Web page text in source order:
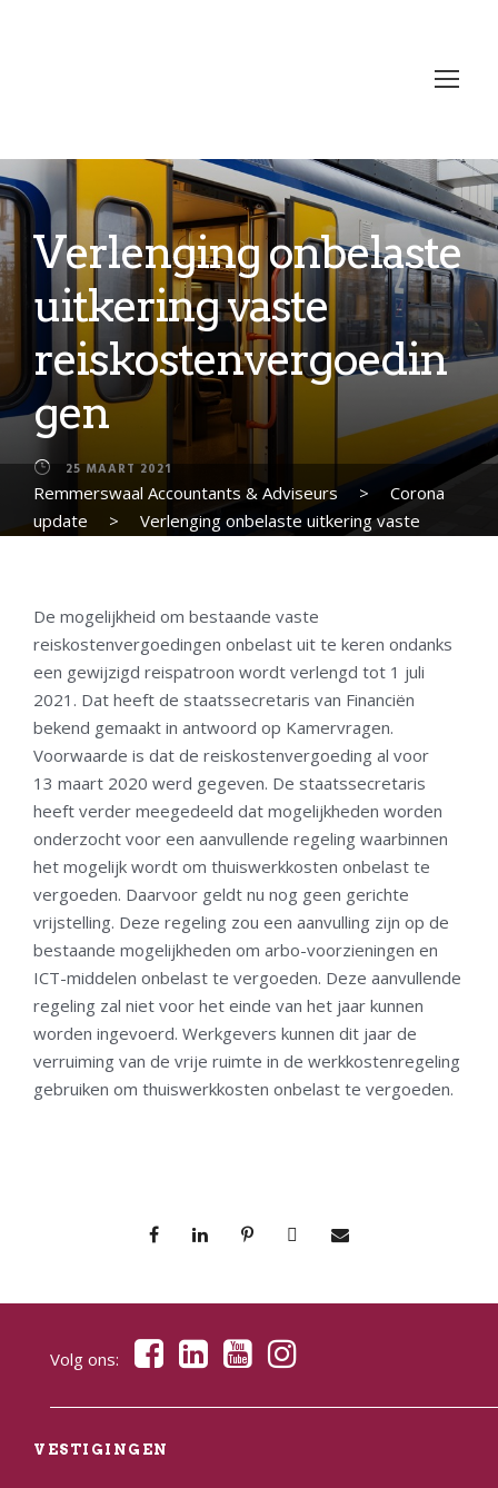
Verlenging onbelaste
uitkering vaste
reiskostenvergoedin
gen
25 MAART 2021
Remmerswaal Accountants & Adviseurs >
Corona
update
>
Verlenging onbelaste uitkering vaste
De mogelijkheid om bestaande vaste
reiskostenvergoedingen onbelast uit te keren ondanks
een gewijzigd reispatroon wordt verlengd tot 1 juli
2021. Dat heeft de staatssecretaris van Financiën
bekend gemaakt in antwoord op Kamervragen.
Voorwaarde is dat de reiskostenvergoeding al voor
13 maart 2020 werd gegeven. De staatssecretaris
heeft verder meegedeeld dat mogelijkheden worden
onderzocht voor een aanvullende regeling waarbinnen
het mogelijk wordt om thuiswerkkosten onbelast te
vergoeden. Daarvoor geldt nu nog geen gerichte
vrijstelling. Deze regeling zou een aanvulling zijn op de
bestaande mogelijkheden om arbo-voorzieningen en
ICT-middelen onbelast te vergoeden. Deze aanvullende
regeling zal niet voor het einde van het jaar kunnen
worden ingevoerd. Werkgevers kunnen dit jaar de
verruiming van de vrije ruimte in de werkkostenregeling
gebruiken om thuiswerkkosten onbelast te vergoeden.
Volg ons:
VESTIGINGEN